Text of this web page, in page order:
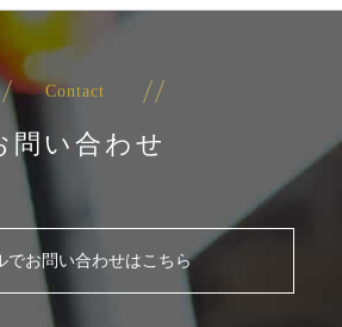
Contact
問い合わせ
でお問い合わせはこちら